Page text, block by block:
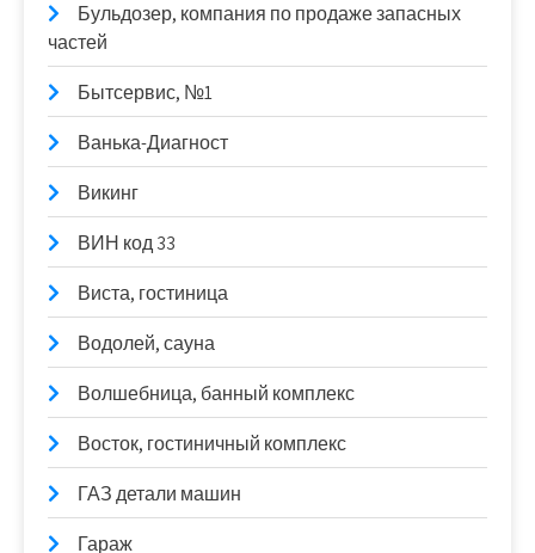
Бульдозер, компания по продаже запасных
частей
Бытсервис, №1
Ванька-Диагност
Викинг
ВИН код 33
Виста, гостиница
Водолей, сауна
Волшебница, банный комплекс
Восток, гостиничный комплекс
ГАЗ детали машин
Гараж